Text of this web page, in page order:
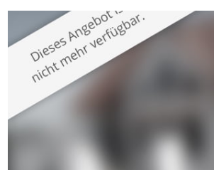
großzügige Räume und eine hochwertige
modernen Wohnkomfort mit einem
verbindet. Der […]